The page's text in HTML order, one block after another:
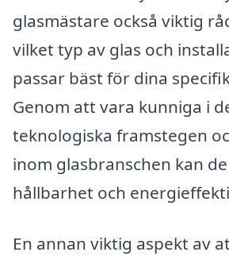
glasmästare också viktig
vilket typ av glas och
passar bäst för dina
Genom att vara kunniga i
teknologiska framstegen
inom glasbranschen kan
hållbarhet och
En annan viktig aspekt av